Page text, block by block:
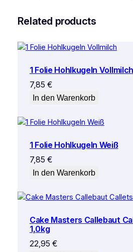
Related products
1 Folie Hohlkugeln Vollmilch
7,85 €
In den Warenkorb
1 Folie Hohlkugeln Weiß
7,85 €
In den Warenkorb
Cake Masters Callebaut
1,0kg
22,95 €